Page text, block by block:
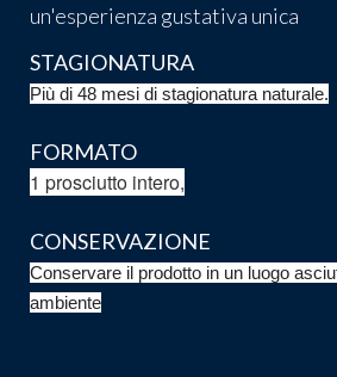
un'esperienza gustativa unica
STAGIONATURA
Più di 48 mesi di stagionatura naturale.
FORMATO
1 prosciutto intero,
CONSERVAZIONE
Conservare il prodotto in un luogo
ambiente